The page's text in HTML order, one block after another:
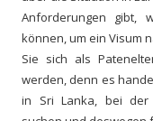
Anforderungen gibt,
können, um ein Visum
Sie sich als
werden, denn es
in Sri Lanka, bei der